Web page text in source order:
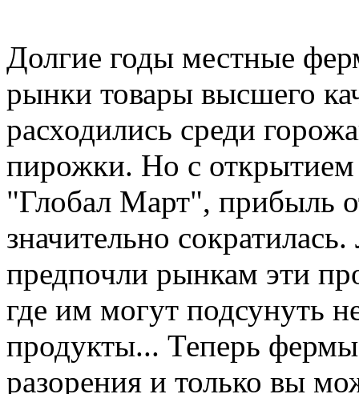
Долгие годы местные
рынки товары высшего
расходились среди
пирожки. Но с открытием
"Глобал Март", прибыль
значительно
предпочли рынкам эти
где им могут подсунуть
продукты... Теперь фермы
разорения и только вы